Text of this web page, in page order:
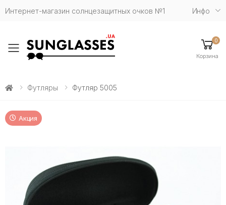
Интернет-магазин солнцезащитных очков №1 Инфо
Toggle mobile menu
0
Корзина
Футляры Футляр 5005
Акция